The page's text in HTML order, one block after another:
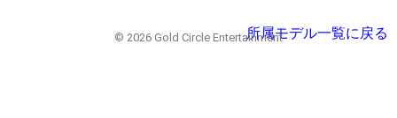
所属モデル一覧に戻る
© 2026 Gold Circle Entertainment